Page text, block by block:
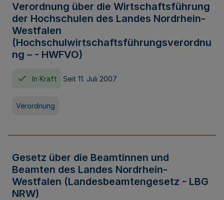
Verordnung über die Wirtschaftsführung
der Hochschulen des Landes Nordrhein-
Westfalen
(Hochschulwirtschaftsführungsverordnu
ng – - HWFVO)
In Kraft Seit 11. Juli 2007
Verordnung
Gesetz über die Beamtinnen und
Beamten des Landes Nordrhein-
Westfalen (Landesbeamtengesetz - LBG
NRW)